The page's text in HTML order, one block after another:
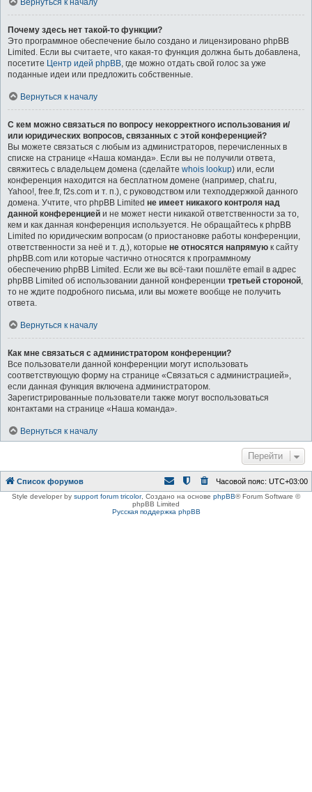
Вернуться к началу
Почему здесь нет такой-то функции?
Это программное обеспечение было создано и лицензировано phpBB
Limited. Если вы считаете, что какая-то функция должна быть добавлена,
посетите Центр идей phpBB, где можно отдать свой голос за уже
поданные идеи или предложить собственные.
Вернуться к началу
С кем можно связаться по вопросу некорректного использования и/
или юридических вопросов, связанных с этой конференцией?
Вы можете связаться с любым из администраторов, перечисленных в
списке на странице «Наша команда». Если вы не получили ответа,
свяжитесь с владельцем домена (сделайте whois lookup) или, если
конференция находится на бесплатном домене (например, chat.ru,
Yahoo!, free.fr, f2s.com и т. п.), с руководством или техподдержкой данного
домена. Учтите, что phpBB Limited не имеет никакого контроля над
данной конференцией и не может нести никакой ответственности за то,
кем и как данная конференция используется. Не обращайтесь к phpBB
Limited по юридическим вопросам (о приостановке работы конференции,
ответственности за неё и т. д.), которые не относятся напрямую к сайту
phpBB.com или которые частично относятся к программному
обеспечению phpBB Limited. Если же вы всё-таки пошлёте email в адрес
phpBB Limited об использовании данной конференции третьей стороной,
то не ждите подробного письма, или вы можете вообще не получить
ответа.
Вернуться к началу
Как мне связаться с администратором конференции?
Все пользователи данной конференции могут использовать
соответствующую форму на странице «Связаться с администрацией»,
если данная функция включена администратором.
Зарегистрированные пользователи также могут воспользоваться
контактами на странице «Наша команда».
Вернуться к началу
Перейти
Список форумов Часовой пояс: UTC+03:00
Style developer by support forum tricolor, Создано на основе phpBB® Forum Software ©
phpBB Limited
Русская поддержка phpBB